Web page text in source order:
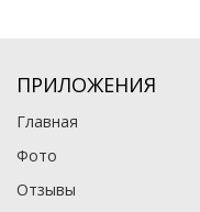
ПРИЛОЖЕНИЯ
Главная
Фото
Отзывы